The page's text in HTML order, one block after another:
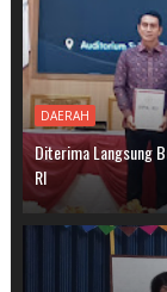
DAERAH
Diterima Langsung
RI